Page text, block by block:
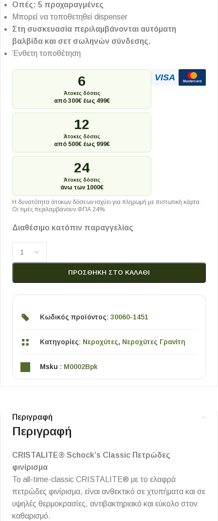
Οπές: 5 προχαραγμένες
Μπορεί να τοποθετηθεί dispenser
Στη συσκευασία περιλαμβάνονται αυτόματη
βαλβίδα και σετ σωληνών σύνδεσης.
Ένθετη τοποθέτηση
6
Άτοκες δόσεις
από 300€ έως 499€
12
Άτοκες δόσεις
από 500€ έως 999€
24
Άτοκες δόσεις
άνω των 1000€
VISA Mastercard
Η δυνατότητα άτοκων δόσεων ισχύει για πληρωμή με πιστωτική κάρτα.
Οι τιμές περιλαμβάνουν ΦΠΑ 24%.
Διαθέσιμο κατόπιν παραγγελίας
ΠΡΟΣΘΉΚΗ ΣΤΟ ΚΑΛΆΘΙ
Κωδικός προϊόντος: 30060-1451
Κατηγορίες: Νεροχύτες, Νεροχύτες Γρανίτη
Msku : M0002Bpk
Περιγραφή
Περιγραφή
CRISTALITE® Schock’s Classic Πετρώδες
φινίρισμα
Το all-time-classic CRISTALITE® με το ελαφρά
πετρώδες φινίρισμα, είναι ανθεκτικό σε χτυπήματα και σε
υψηλές θερμοκρασίες, αντιβακτηριακό και εύκολο στον
καθαρισμό.